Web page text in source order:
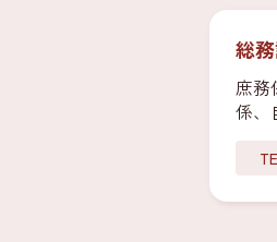
総
庶務
係、